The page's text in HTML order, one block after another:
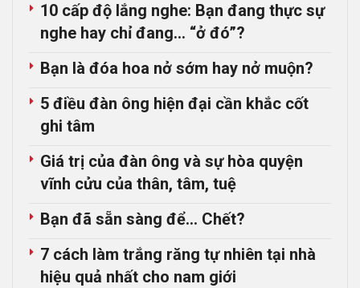
10 cấp độ lắng nghe: Bạn đang thực sự
nghe hay chỉ đang… “ở đó”?
Bạn là đóa hoa nở sớm hay nở muộn?
5 điều đàn ông hiện đại cần khắc cốt
ghi tâm
Giá trị của đàn ông và sự hòa quyện
vĩnh cửu của thân, tâm, tuệ
Bạn đã sẵn sàng để… Chết?
7 cách làm trắng răng tự nhiên tại nhà
hiệu quả nhất cho nam giới